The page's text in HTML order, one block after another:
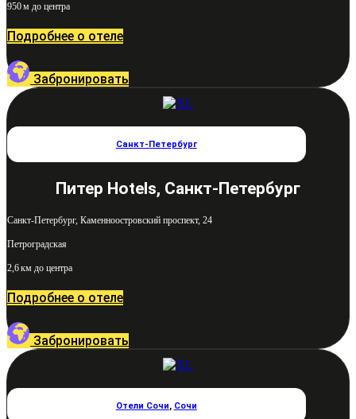
950 м до центра
Подробнее о отеле
Забронировать
Санкт-Петербург
Питер Hotels, Санкт-Петербург
Санкт-Петербург, Каменноостровский проспект, 24
Петроградская
2,6 км до центра
Подробнее о отеле
Забронировать
Отели Сочи, Сочи